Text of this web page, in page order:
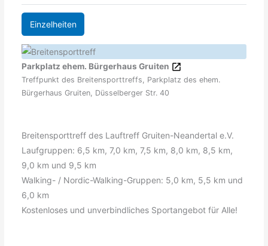
Einzelheiten
Parkplatz ehem. Bürgerhaus Gruiten
Treffpunkt des Breitensporttreffs, Parkplatz des ehem.
Bürgerhaus Gruiten, Düsselberger Str. 40
Breitensporttreff des Lauftreff Gruiten-Neandertal e.V.
Laufgruppen: 6,5 km, 7,0 km, 7,5 km, 8,0 km, 8,5 km,
9,0 km und 9,5 km
Walking- / Nordic-Walking-Gruppen: 5,0 km, 5,5 km und
6,0 km
Kostenloses und unverbindliches Sportangebot für Alle!